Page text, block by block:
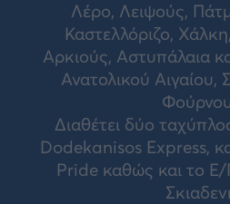
Λέρο, Λειψούς,
Καστελλόριζο,
Αρκιούς, Αστυπάλαια
Ανατολικού Αιγαίου,
Διαθέτει δύο
Dodekanisos Express,
Pride καθώς και το